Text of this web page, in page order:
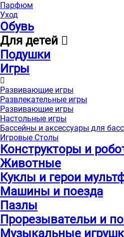
Парфюм
Уход
Обувь
Для детей
Подушки
Игры
Развивающие игры
Развлекательные игры
Развивающие игры
Настольные игры
Бассейны и аксессуары для
Игровые Столы
Конструкторы и
Животные
Куклы и герои
Машины и поезда
Пазлы
Прорезывательи и
Музыкальные